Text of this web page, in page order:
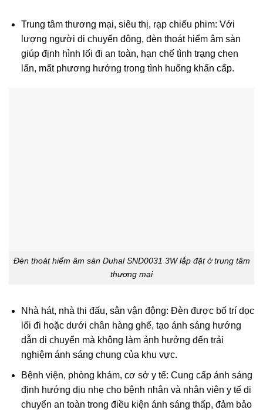
Trung tâm thương mại, siêu thị, rạp chiếu phim: Với
lượng người di chuyển đông, đèn thoát hiểm âm sàn
giúp định hình lối đi an toàn, hạn chế tình trạng chen
lấn, mất phương hướng trong tình huống khẩn cấp.
Đèn thoát hiểm âm sàn Duhal SND0031 3W lắp đặt ở trung tâm
thương mại
Nhà hát, nhà thi đấu, sân vận động: Đèn được bố trí dọc
lối đi hoặc dưới chân hàng ghế, tạo ánh sáng hướng
dẫn di chuyển mà không làm ảnh hưởng đến trải
nghiệm ánh sáng chung của khu vực.
Bệnh viện, phòng khám, cơ sở y tế: Cung cấp ánh sáng
định hướng dịu nhẹ cho bệnh nhân và nhân viên y tế di
chuyển an toàn trong điều kiện ánh sáng thấp, đảm bảo